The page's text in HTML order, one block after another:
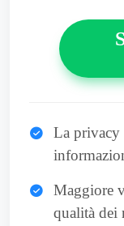
La privacy
Maggiore
qualità dei